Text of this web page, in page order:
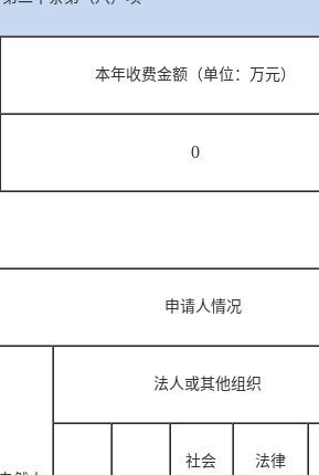
本年收费金额（单位：万元）
0
申请人情况
法人或其他组织
社会 法律